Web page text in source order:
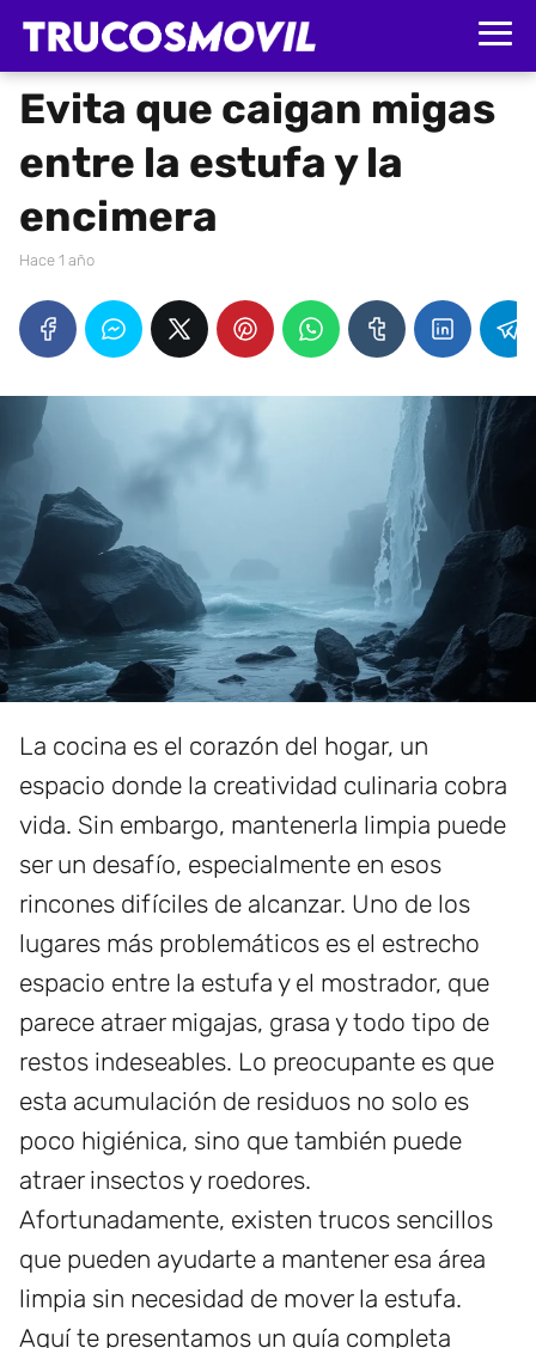
Evita que caigan migas
entre la estufa y la
encimera
hace 1 año
La cocina es el corazón del hogar, un
espacio donde la creatividad culinaria cobra
vida. Sin embargo, mantenerla limpia puede
ser un desafío, especialmente en esos
rincones difíciles de alcanzar. Uno de los
lugares más problemáticos es el estrecho
espacio entre la estufa y el mostrador, que
parece atraer migajas, grasa y todo tipo de
restos indeseables. Lo preocupante es que
esta acumulación de residuos no solo es
poco higiénica, sino que también puede
atraer insectos y roedores.
Afortunadamente, existen trucos sencillos
que pueden ayudarte a mantener esa área
limpia sin necesidad de mover la estufa.
Aquí te presentamos un guía completa